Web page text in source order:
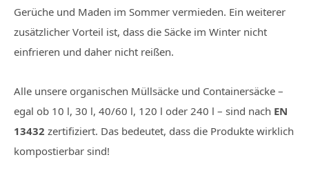
Gerüche und Maden im Sommer vermieden. Ein weiterer
zusätzlicher Vorteil ist, dass die Säcke im Winter nicht
einfrieren und daher nicht reißen.
Alle unsere organischen Müllsäcke und Containersäcke –
egal ob 10 l, 30 l, 40/60 l, 120 l oder 240 l – sind nach EN
13432 zertifiziert. Das bedeutet, dass die Produkte wirklich
kompostierbar sind!